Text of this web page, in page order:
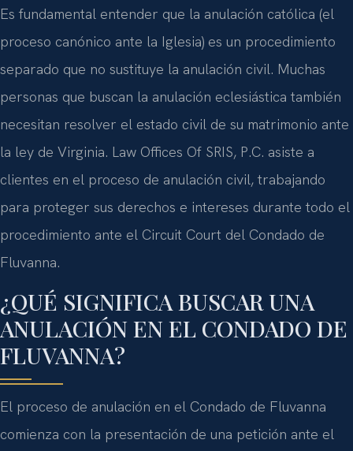
Es fundamental entender que la anulación católica (el
proceso canónico ante la Iglesia) es un procedimiento
separado que no sustituye la anulación civil. Muchas
personas que buscan la anulación eclesiástica también
necesitan resolver el estado civil de su matrimonio ante
la ley de Virginia. Law Offices Of SRIS, P.C. asiste a
clientes en el proceso de anulación civil, trabajando
para proteger sus derechos e intereses durante todo el
procedimiento ante el Circuit Court del Condado de
Fluvanna.
¿QUÉ SIGNIFICA BUSCAR UNA
ANULACIÓN EN EL CONDADO DE
FLUVANNA?
El proceso de anulación en el Condado de Fluvanna
comienza con la presentación de una petición ante el